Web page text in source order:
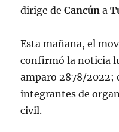
dirige deCancún a
Esta mañana, el
confirmó la noticia
amparo 2878/2022;
integrantes de
civil.